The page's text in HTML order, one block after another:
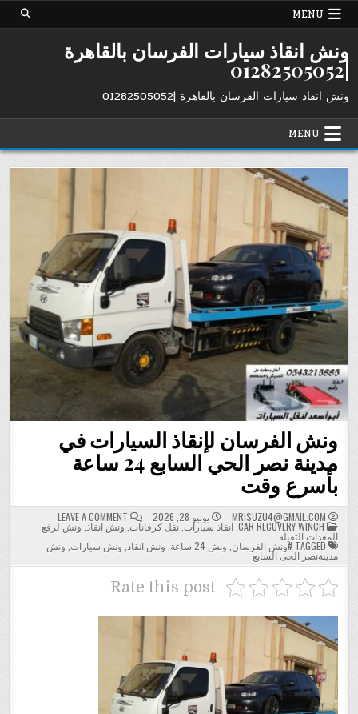
Skip
MENU
ونش انقاذ سيارات الفرسان بالقاهرة
|01282505052
ونش انقاذ سيارات الفرسان بالقاهرة |01282505052
MENU
ونش الفرسان لإنقاذ السيارات في
مدينة نصر الحي السابع 24 ساعة
بأسرع وقت
MRISUZU4@GMAIL.COM يونيو 28, 2026 LEAVE A COMMENT
ON
ونش
الفرسان
لإنقاذ
السيارات
في
POSTED
IN
CAR RECOVERY WINCH
,انقاذ سيارات ,نقل كرفانات ونش انقاذ ونش لرفع
المعدات الثقيله
#ونش الفرسان ونش 24 ساعة ونش انقاذ ونش سيارات ونش
مدينةنصر الحى السابع
Rate this post